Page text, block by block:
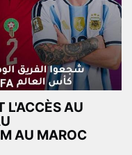
L'ACCÈS AU
AU MAROC